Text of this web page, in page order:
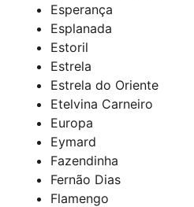
Esperança
Esplanada
Estoril
Estrela
Estrela do Oriente
Etelvina Carneiro
Europa
Eymard
Fazendinha
Fernão Dias
Flamengo